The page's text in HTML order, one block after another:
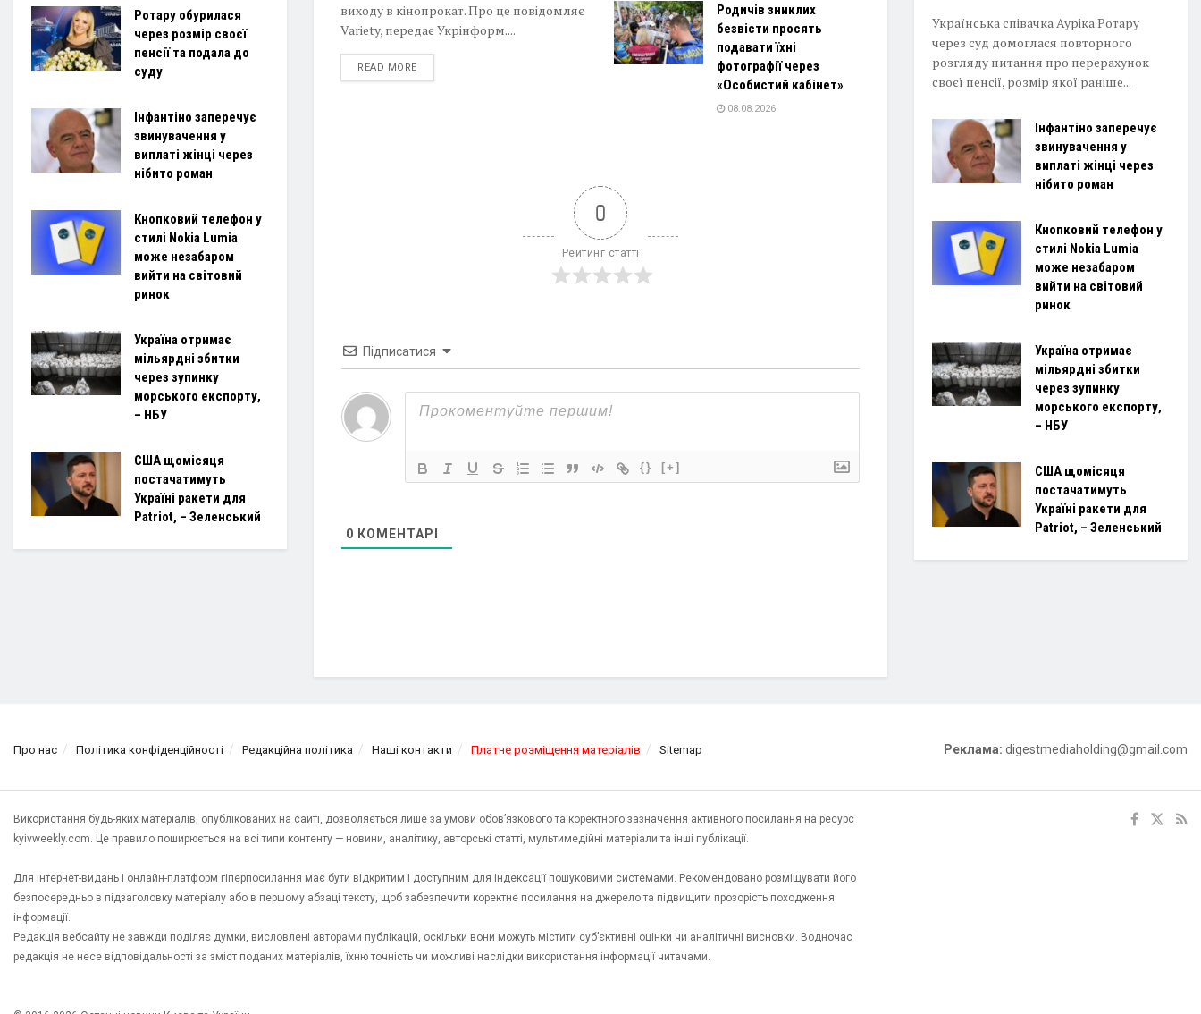
виходу в кінопрокат. Про це повідомляє
Variety, передає Укрінформ....
READ MOREDETAILS
Родичів зниклих
безвісти просять
подавати їхні
фотографії через
«Особистий кабінет»
08.08.2026
0
Рейтинг статті
Підписатися
{} [+]
0 КОМЕНТАРІ
Ротару обурилася
через розмір своєї
пенсії та подала до
суду
Інфантіно заперечує
звинувачення у
виплаті жінці через
нібито роман
Кнопковий телефон у
стилі Nokia Lumia
може незабаром
вийти на світовий
ринок
Україна отримає
мільярдні збитки
через зупинку
морського експорту,
– НБУ
США щомісяця
постачатимуть
Україні ракети для
Patriot, – Зеленський
Українська співачка Ауріка Ротару
через суд домоглася повторного
розгляду питання про перерахунок
своєї пенсії, розмір якої раніше...
Інфантіно заперечує
звинувачення у
виплаті жінці через
нібито роман
Кнопковий телефон у
стилі Nokia Lumia
може незабаром
вийти на світовий
ринок
Україна отримає
мільярдні збитки
через зупинку
морського експорту,
– НБУ
США щомісяця
постачатимуть
Україні ракети для
Patriot, – Зеленський
Про нас Політика конфіденційності Редакційна політика Наші контакти Платне розміщення матеріалів Sitemap Реклама: digestmediaholding@gmail.com
Використання будь-яких матеріалів, опублікованих на сайті, дозволяється лише за умови обов’язкового та коректного зазначення активного посилання на ресурс
kyivweekly.com. Це правило поширюється на всі типи контенту — новини, аналітику, авторські статті, мультимедійні матеріали та інші публікації.
Для інтернет-видань і онлайн-платформ гіперпосилання має бути відкритим і доступним для індексації пошуковими системами. Рекомендовано розміщувати його
безпосередньо в підзаголовку матеріалу або в першому абзаці тексту, щоб забезпечити коректне посилання на джерело та підвищити прозорість походження
інформації.
Редакція вебсайту не завжди поділяє думки, висловлені авторами публікацій, оскільки вони можуть містити суб’єктивні оцінки чи аналітичні висновки. Водночас
редакція не несе відповідальності за зміст поданих матеріалів, їхню точність чи можливі наслідки використання інформації читачами.